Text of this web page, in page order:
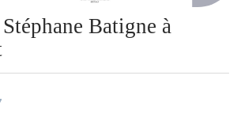
Batigne à